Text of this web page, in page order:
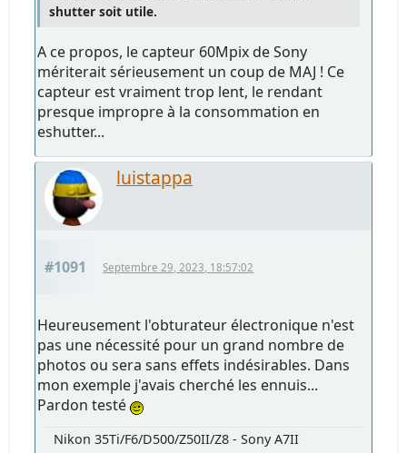
shutter soit utile.
A ce propos, le capteur 60Mpix de Sony
mériterait sérieusement un coup de MAJ ! Ce
capteur est vraiment trop lent, le rendant
presque impropre à la consommation en
eshutter...
luistappa
#1091 Septembre 29, 2023, 18:57:02
Heureusement l'obturateur électronique n'est
pas une nécessité pour un grand nombre de
photos ou sera sans effets indésirables. Dans
mon exemple j'avais cherché les ennuis...
Pardon testé
Nikon 35Ti/F6/D500/Z50II/Z8 - Sony A7II